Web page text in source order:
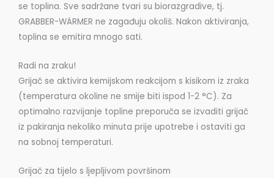
se toplina. Sve sadržane tvari su biorazgradive, tj.
GRABBER-WÄRMER ne zagađuju okoliš. Nakon aktiviranja,
toplina se emitira mnogo sati.
Radi na zraku!
Grijač se aktivira kemijskom reakcijom s kisikom iz zraka
(temperatura okoline ne smije biti ispod 1-2 °C). Za
optimalno razvijanje topline preporuča se izvaditi grijač
iz pakiranja nekoliko minuta prije upotrebe i ostaviti ga
na sobnoj temperaturi.
Grijač za tijelo s ljepljivom površinom